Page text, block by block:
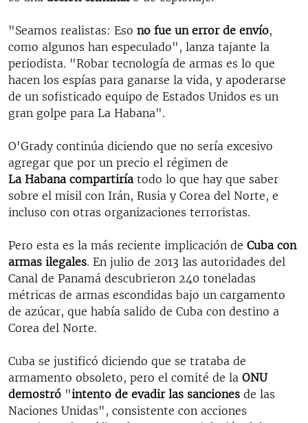
"Seamos realistas: Eso no fue un error de envío,
como algunos han especulado", lanza tajante la
periodista. "Robar tecnología de armas es lo que
hacen los espías para ganarse la vida, y apoderarse
de un sofisticado equipo de Estados Unidos es un
gran golpe para La Habana".
O'Grady continúa diciendo que no sería excesivo
agregar que por un precio el régimen de
La Habana compartiría todo lo que hay que saber
sobre el misil con Irán, Rusia y Corea del Norte, e
incluso con otras organizaciones terroristas.
Pero esta es la más reciente implicación de Cuba con
armas ilegales. En julio de 2013 las autoridades del
Canal de Panamá descubrieron 240 toneladas
métricas de armas escondidas bajo un cargamento
de azúcar, que había salido de Cuba con destino a
Corea del Norte.
Cuba se justificó diciendo que se trataba de
armamento obsoleto, pero el comité de la ONU
demostró "intento de evadir las sanciones de las
Naciones Unidas", consistente con acciones